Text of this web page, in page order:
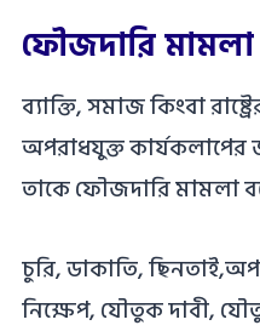
ফৌজদারি
ব্যাক্তি, সমাজ কিংবা
অপরাধযুক্ত কার্যকলাপের
তাকে ফৌজদারি মামলা
চুরি, ডাকাতি,
নিক্ষেপ, যৌতুক দাবী,